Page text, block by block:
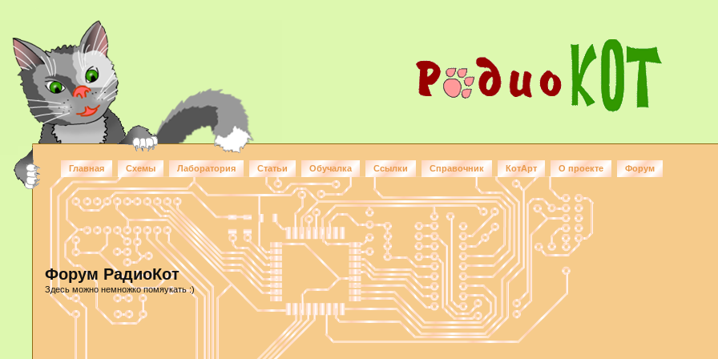
Главная Схемы Лаборатория Статьи Обучалка Ссылки Справочник КотАрт О проекте Форум
Форум РадиоКот
Здесь можно немножко помяукать :)